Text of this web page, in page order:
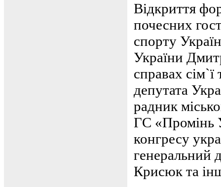
Відкриття
почесних
спорту
України
справах
депутата
радник
ГС «Промінь
конгресу
генеральний
Крисюк та